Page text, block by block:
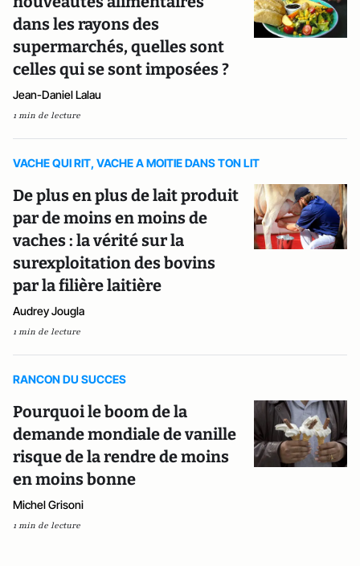
dans les rayons des
supermarchés, quelles sont
celles qui se sont imposées ?
Jean-Daniel Lalau
1 min de lecture
VACHE QUI RIT, VACHE A MOITIE DANS TON LIT
De plus en plus de lait produit
par de moins en moins de
vaches : la vérité sur la
surexploitation des bovins
par la filière laitière
Audrey Jougla
1 min de lecture
RANCON DU SUCCES
Pourquoi le boom de la
demande mondiale de vanille
risque de la rendre de moins
en moins bonne
Michel Grisoni
1 min de lecture